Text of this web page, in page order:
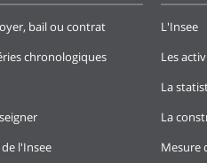
bail ou contrat
chronologiques
l'Insee
L'Insee
Les
La
La
Mesure